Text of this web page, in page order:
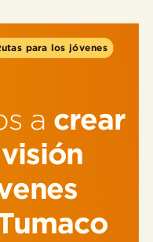
a crear
para los jóvenes